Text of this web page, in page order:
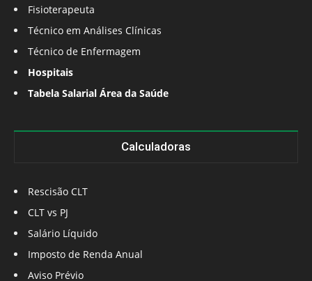
Fisioterapeuta
Técnico em Análises Clínicas
Técnico de Enfermagem
Hospitais
Tabela Salarial Área da Saúde
Calculadoras
Rescisão CLT
CLT vs PJ
Salário Líquido
Imposto de Renda Anual
Aviso Prévio